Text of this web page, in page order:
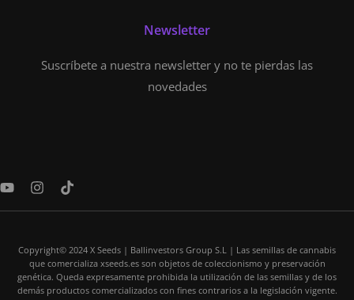
Newsletter
Suscríbete a nuestra newsletter y no te pierdas las
novedades
Y
u
I
s
g
r
a
T
k
o
k
Copyright© 2024 X Seeds | Ballinvestors Group S.L | Las semillas de cannabis
que comercializa xseeds.es son objetos de coleccionismo y preservación
genética. Queda expresamente prohibida la utilización de las semillas y de los
demás productos comercializados con fines contrarios a la legislación vigente.